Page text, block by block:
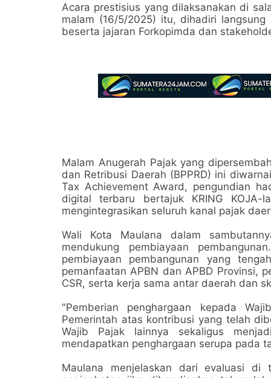
Acara prestisius yang dilaksanakan di
malam (16/5/2025) itu, dihadiri
beserta jajaran Forkopimda dan
Malam Anugerah Pajak yang
dan Retribusi Daerah (BPPRD) ini
Tax Achievement Award, pengundian
digital terbaru bertajuk KRING KOJA-
mengintegrasikan seluruh kanal pajak
Wali Kota Maulana dalam
mendukung pembiayaan
pembiayaan pembangunan yang
pemanfaatan APBN dan APBD Provinsi,
CSR, serta kerja sama antar daerah dan
"Pemberian penghargaan kepada
Pemerintah atas kontribusi yang telah
Wajib Pajak lainnya sekaligus
mendapatkan penghargaan serupa pada
Maulana menjelaskan dari evaluasi